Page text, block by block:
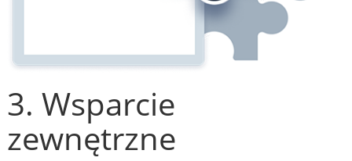
3. Wsparcie
zewnętrzne